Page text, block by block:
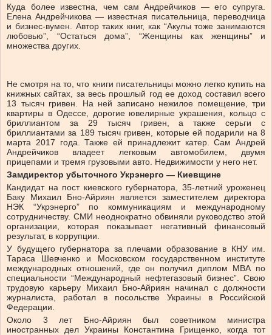
Куда более известна, чем сам Андрейчиков — его супруга.
Елена Андрейчикова — известная писательница, переводчица
и бизнес-вумен. Автор таких книг, как “Акулы тоже занимаются
любовью”, “Остаться дома”, “Женщины как женщины” и
множества других.
Не смотря на то, что книги писательницы можно легко купить на
книжных сайтах, за весь прошлый год ее доход составил всего
13 тысяч гривен. На ней записано нежилое помещение, три
квартиры в Одессе, дорогие ювелирные украшения, кольцо с
бриллиантом за 29 тысяч гривен, а также серьги с
бриллиантами за 189 тысяч гривен, которые ей подарили на 8
марта 2017 года. Также ей принадлежит катер. Сам Андрей
Андрейчиков владеет легковым автомобилем, двумя
прицепами и тремя грузовыми авто. Недвижимости у него нет.
Замдиректор убыточного Укрэнерго — Киевщине
Кандидат на пост киевского губернатора, 35-летний уроженец
Баку Михаил Бно-Айриян является заместителем директора
НЭК “Укрэнерго” по коммуникациям и международному
сотрудничеству. СМИ неоднократно обвиняли руководство этой
организации, которая показывает негативный финансовый
результат, в коррупции.
У будущего губернатора за плечами образование в КНУ им.
Тараса Шевченко и Московском государственном институте
международных отношений, где он получил диплом МВА по
специальности “Международный нефтегазовый бизнес”. Свою
трудовую карьеру Михаил Бно-Айриян начинал с должности
журналиста, работал в посольстве Украины в Российской
Федерации.
Около 3 лет Бно-Айриян был советником министра
иностранных дел Украины Константина Грищенко, когда тот